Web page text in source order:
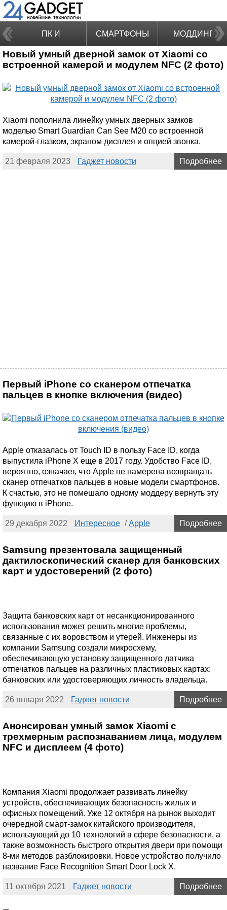
ПК И
НОУТБУКИ
СМАРТФОНЫ МОДДИНГ
Новый умный дверной замок от Xiaomi со
встроенной камерой и модулем NFC (2 фото)
Xiaomi пополнила линейку умных дверных замков
моделью Smart Guardian Can See M20 со встроенной
камерой-глазком, экраном дисплея и опцией звонка.
21 февраля 2023 Гаджет новости Подробнее
Первый iPhone со сканером отпечатка
пальцев в кнопке включения (видео)
Apple отказалась от Touch ID в пользу Face ID, когда
выпустила iPhone X еще в 2017 году. Удобство Face ID,
вероятно, означает, что Apple не намерена возвращать
сканер отпечатков пальцев в новые модели смартфонов.
К счастью, это не помешало одному моддеру вернуть эту
функцию в iPhone.
29 декабря 2022 Интересное /Apple Подробнее
Samsung презентовала защищенный
дактилоскопический сканер для банковских
карт и удостоверений (2 фото)
Защита банковских карт от несанкционированного
использования может решить многие проблемы,
связанные с их воровством и утерей. Инженеры из
компании Samsung создали микросхему,
обеспечивающую установку защищенного датчика
отпечатков пальцев на различных пластиковых картах:
банковских или удостоверяющих личность владельца.
26 января 2022 Гаджет новости Подробнее
Анонсирован умный замок Xiaomi с
трехмерным распознаванием лица, модулем
NFC и дисплеем (4 фото)
Компания Xiaomi продолжает развивать линейку
устройств, обеспечивающих безопасность жилых и
офисных помещений. Уже 12 октября на рынок выходит
очередной смарт-замок китайского производителя,
использующий до 10 технологий в сфере безопасности, а
также возможность быстрого открытия двери при помощи
8-ми методов разблокировки. Новое устройство получило
название Face Recognition Smart Door Lock X.
11 октября 2021 Гаджет новости Подробнее